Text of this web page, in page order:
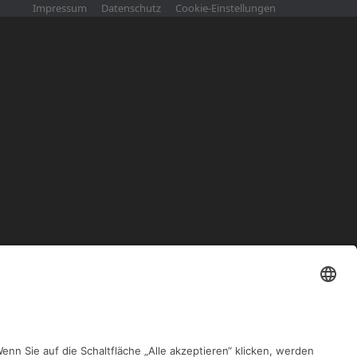
Impressum Datenschutz Cookie-Einstellungen